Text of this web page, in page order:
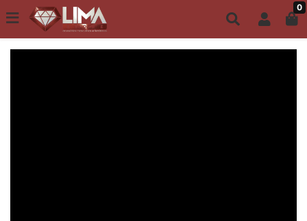
Todo site até 6X s/ juros | Frete Grátis a partir de R$149,00 0
ACESSÓRIOS MASCULINOS